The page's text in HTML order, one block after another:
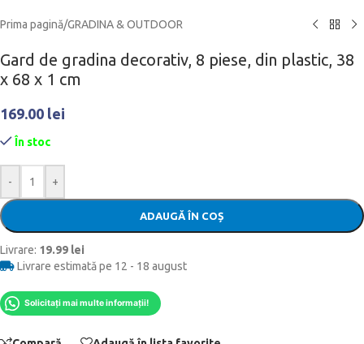
Prima pagină/GRADINA & OUTDOOR
Gard de gradina decorativ, 8 piese, din plastic, 38
x 68 x 1 cm
169.00 lei
În stoc
- +
ADAUGĂ ÎN COȘ
Livrare: 19.99 lei
Livrare estimată pe 12 - 18 august
Solicitați mai multe informații!